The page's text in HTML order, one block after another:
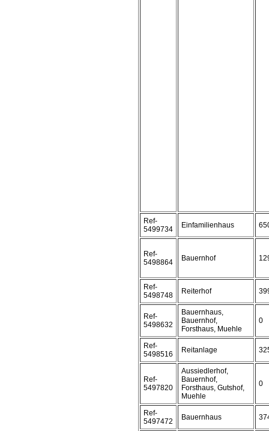
Ref-
5499734
Einfamilienhaus
Ref-
5498864
Bauernhof
Ref-
5498748
Reiterhof
Ref-
5498632
Bauernhaus,
Bauernhof,
Forsthaus, Muehle
0
Ref-
5498516
Reitanlage
Ref-
5497820
Aussiedlerhof,
Bauernhof,
Forsthaus, Gutshof,
Muehle
0
Ref-
5497472
Bauernhaus